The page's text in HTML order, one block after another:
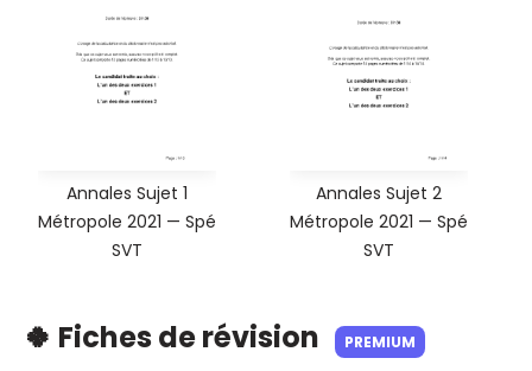
Annales Sujet 1
Métropole 2021 — Spé
SVT
Annales Sujet 2
Métropole 2021 — Spé
SVT
🍀 Fiches de révision PREMIUM